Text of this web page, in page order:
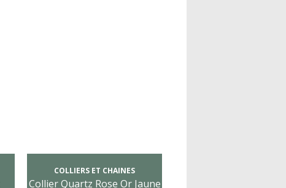
COLLIERS ET CHAINES
Collier Quartz Rose Or Jaune